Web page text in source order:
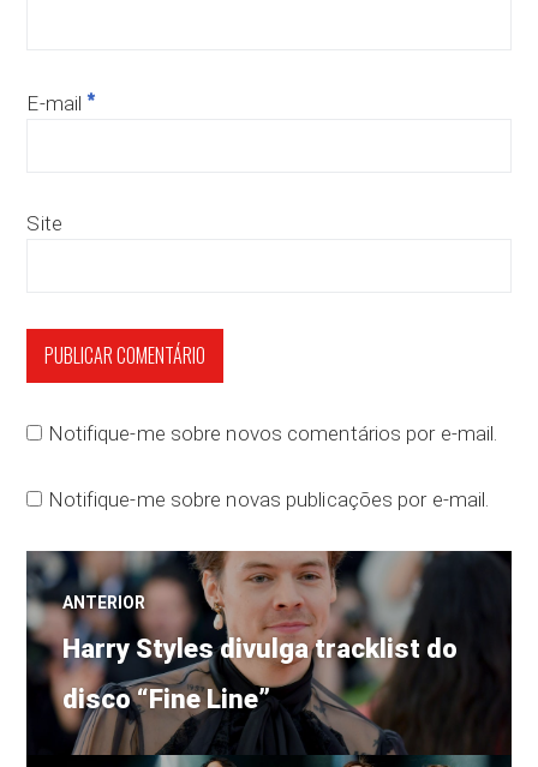
E-mail *
Site
Notifique-me sobre novos comentários por e-mail.
Notifique-me sobre novas publicações por e-mail.
Navegação
de
Post
ANTERIOR
Post
anterior:
Harry Styles divulga tracklist do
disco “Fine Line”